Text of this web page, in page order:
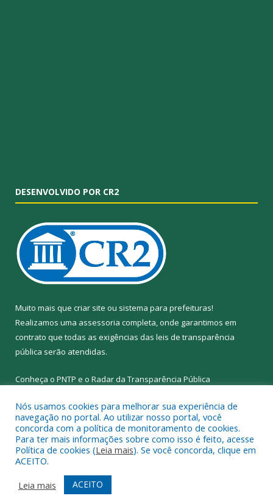
DESENVOLVIDO POR CR2
Muito mais que criar site ou sistema para prefeituras!
Realizamos uma assessoria completa, onde garantimos em
contrato que todas as exigências das leis de transparência
pública serão atendidas.
Conheça o PNTP e o Radar da Transparência Pública
Todos os direitos reservados a Prefeitura Municipal de Abel
Figueiredo.
Mapa do Site
Acessar Área Administrativa
Acessar Webmail
Nós usamos cookies para melhorar sua experiência de
navegação no portal. Ao utilizar nosso portal, você
concorda com a política de monitoramento de cookies.
Para ter mais informações sobre como isso é feito, acesse
Política de cookies (Leia mais). Se você concorda, clique em
ACEITO.
Leia mais
ACEITO